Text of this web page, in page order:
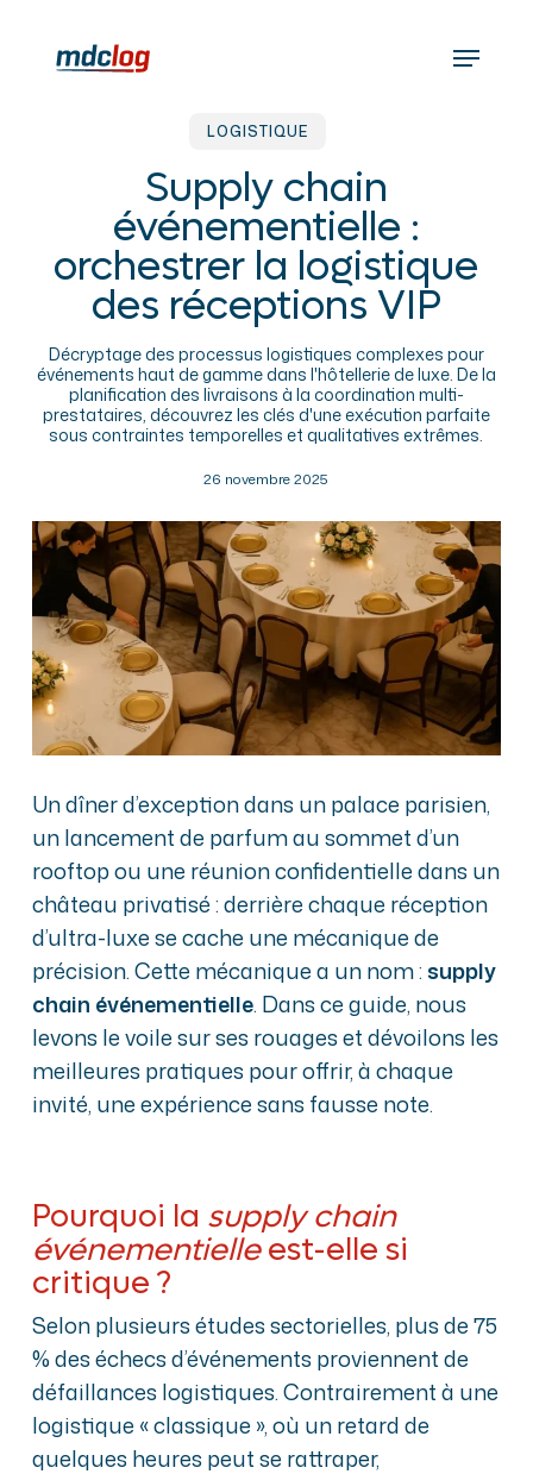
content
Menu
LOGISTIQUE
Supply chain
événementielle :
orchestrer la logistique
des réceptions VIP
Décryptage des processus logistiques complexes pour
événements haut de gamme dans l'hôtellerie de luxe. De la
planification des livraisons à la coordination multi-
prestataires, découvrez les clés d'une exécution parfaite
sous contraintes temporelles et qualitatives extrêmes.
26 novembre 2025
Un dîner d’exception dans un palace parisien,
un lancement de parfum au sommet d’un
rooftop ou une réunion confidentielle dans un
château privatisé : derrière chaque réception
d’ultra-luxe se cache une mécanique de
précision. Cette mécanique a un nom :supply
chain événementielle. Dans ce guide, nous
levons le voile sur ses rouages et dévoilons les
meilleures pratiques pour offrir, à chaque
invité, une expérience sans fausse note.
Pourquoi la supply chain
événementielleest-elle si
critique ?
Selon plusieurs études sectorielles, plus de 75
% des échecs d’événements proviennent de
défaillances logistiques. Contrairement à une
logistique « classique », où un retard de
quelques heures peut se rattraper,